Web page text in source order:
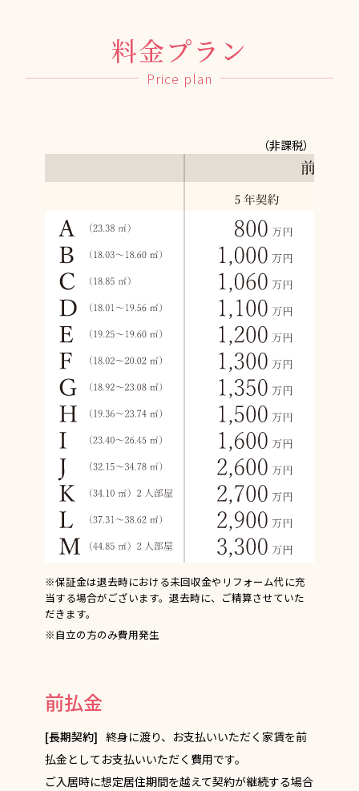
料金プラン
Price plan
（非課税）
※保証金は退去時における未回収金やリフォーム代に充
当する場合がございます。退去時に、ご精算させていた
だきます。
※自立の方のみ費用発生
前払金
[長期契約] 終身に渡り、お支払いいただく家賃を前
払金としてお支払いいただく費用です。
ご入居時に想定居住期間を越えて契約が継続する場合